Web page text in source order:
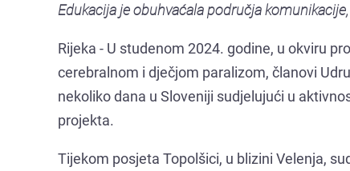
Edukacija je obuhvaćala područja
Rijeka - U studenom 2024. godine, u okviru
cerebralnom i dječjom paralizom, članovi
nekoliko dana u Sloveniji sudjelujući u
projekta.
Tijekom posjeta Topolšici, u blizini Velenja,